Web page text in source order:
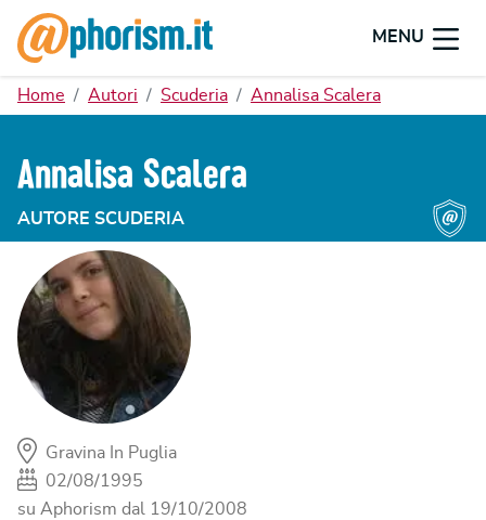
MENU
Home Autori Scuderia Annalisa Scalera
Annalisa Scalera
AUTORE SCUDERIA
Gravina In Puglia
02/08/1995
su Aphorism dal 19/10/2008